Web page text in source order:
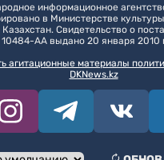
информационное
в Министерстве
Свидетельство о
10484-АА выдано 20 января 2010
агитационные материалы
DKNews.kz